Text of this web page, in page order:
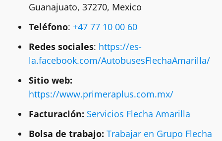
Guanajuato, 37270, Mexico
Teléfono: +47 77 10 00 60
Redes sociales: https://es-
la.facebook.com/AutobusesFlechaAmarilla/
Sitio web:
https://www.primeraplus.com.mx/
Facturación: Servicios Flecha Amarilla
Bolsa de trabajo: Trabajar en Grupo Flecha